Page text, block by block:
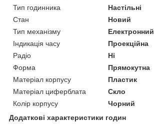
Тип годинника
Настільні
Стан
Новий
Тип механізму
Електронний
Індикація часу
Проекційна
Радіо
Ні
Форма
Прямокутна
Матеріал корпусу
Пластик
Матеріал циферблата
Скло
Колір корпусу
Чорний
Додаткові характеристики годин